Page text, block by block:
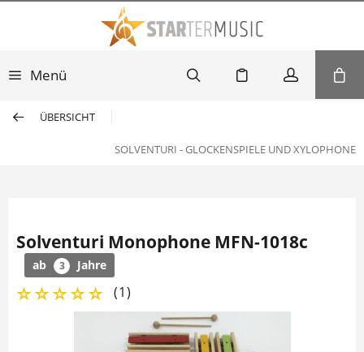
Menü
ÜBERSICHT
SOLVENTURI - GLOCKENSPIELE UND XYLOPHONE
Solventuri Monophone MFN-1018c
ab 3 Jahre
(1)